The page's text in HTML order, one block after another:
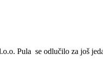
Pula se odlučilo za još